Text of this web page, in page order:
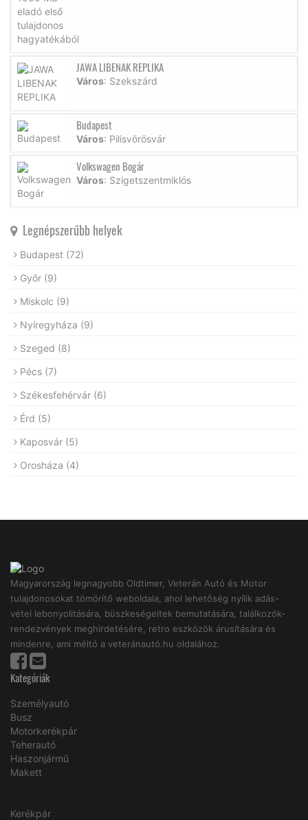
JAWA LIBENAK REPLIKA
Város: Szekszárd
Budapest
Város: Pilisvörösvár
Volkswagen Bogár
Város: Szigetszentmiklós
Legnépszerűbb helyek
Budapest (72)
Győr (9)
Miskolc (9)
Nyíregyháza (9)
Szeged (8)
Pécs (7)
Székesfehérvár (6)
Érd (5)
Kaposvár (5)
Orosháza (4)
Magyarország legnagyobb Oldtimer, Veterán Autó és Motor
tulajdonosokat tömörítő weboldala, ahol lehetőség nyílik adás-
vétel lebonyolitására, büszkeségeitek bemutatására, találkozók-
rendezvények meghirdetésére, retro eszközök árusítására és
mindenre, ami méltó a veteránautó.hu oldalához.
Kategóriák
Személyautó
Busz
Motorkerékpár
Teherautó
Haszonjármű
Makett
Kerékpár